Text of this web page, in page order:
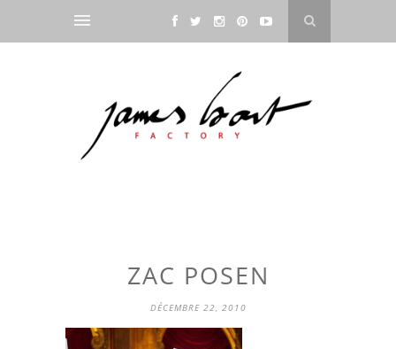
ZAC POSEN
DÉCEMBRE 22, 2010